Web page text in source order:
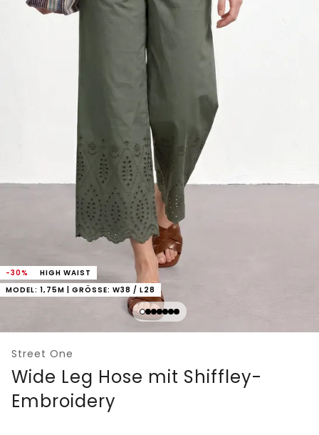
-30%
HIGH WAIST
MODEL: 1,75M | GRÖSSE: W38 / L28
Street One
Wide Leg Hose mit Shiffley-
Embroidery